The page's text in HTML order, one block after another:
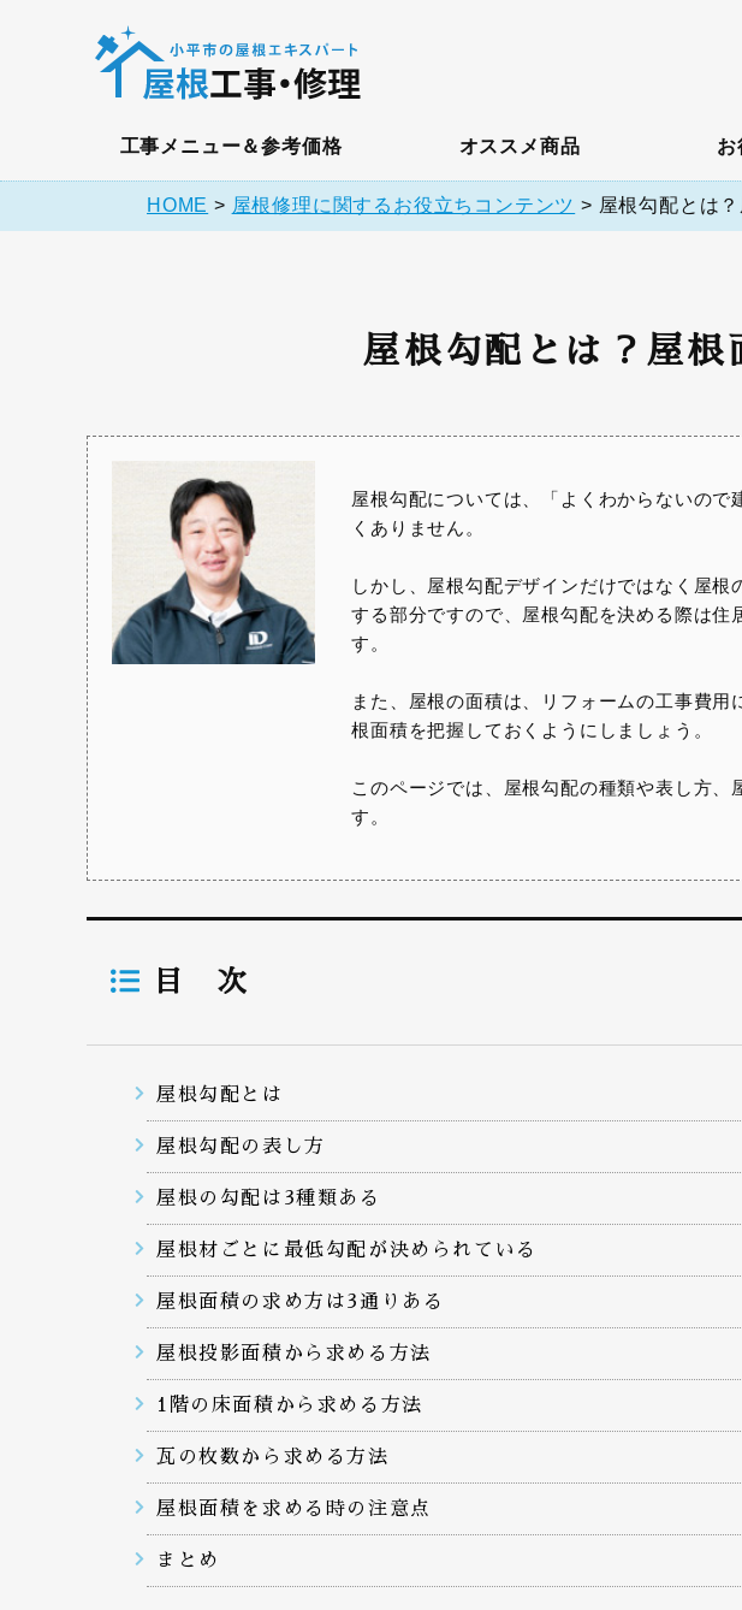
工事メニュー＆参考価格 オススメ商品 お
HOME > 屋根修理に関するお役立ちコンテンツ > 屋根勾配とは
屋根勾配とは？屋根
屋根勾配については、「よくわからないの
くありません。
しかし、屋根勾配デザインだけではなく屋
する部分ですので、屋根勾配を決める際は
す。
また、屋根の面積は、リフォームの工事費
根面積を把握しておくようにしましょう。
このページでは、屋根勾配の種類や表し方、
す。
目 次
屋根勾配とは
屋根勾配の表し方
屋根の勾配は3種類ある
屋根材ごとに最低勾配が決められている
屋根面積の求め方は3通りある
屋根投影面積から求める方法
1階の床面積から求める方法
瓦の枚数から求める方法
屋根面積を求める時の注意点
まとめ